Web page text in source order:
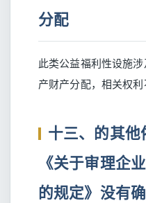
分配
此类公益福利性设施
产财产分配，相关权利
十三、的其
《关于审理企
的规定》没有